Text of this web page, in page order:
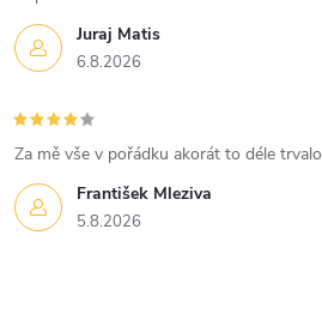
Juraj Matis
6.8.2026
František Mleziva
5.8.2026
Za mě vše v pořádku akorát to déle trvalo